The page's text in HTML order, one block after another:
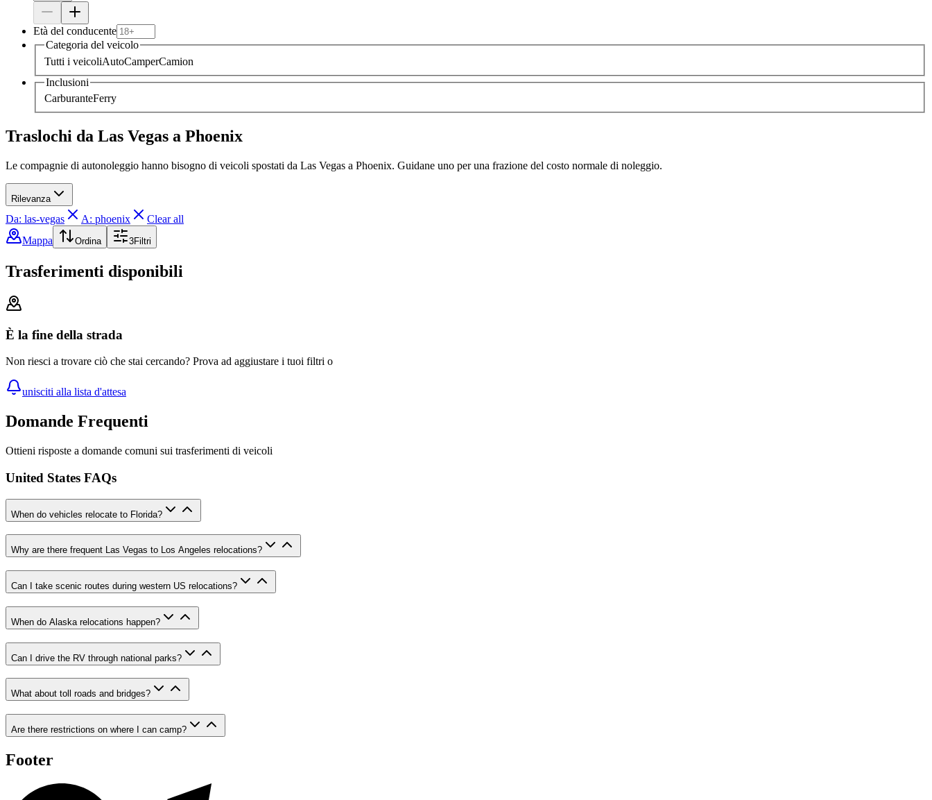
Età del conducente
Categoria del veicolo
Tutti i veicoliAutoCamperCamion
Inclusioni
CarburanteFerry
Traslochi da Las Vegas a Phoenix
Le compagnie di autonoleggio hanno bisogno di veicoli spostati da Las Vegas a Phoenix. Guidane uno per una frazione del costo normale di noleggio.
Rilevanza
Da: las-vegas A: phoenix
Clear all
Mappa
Ordina 3Filtri
Trasferimenti disponibili
È la fine della strada
Non riesci a trovare ciò che stai cercando? Prova ad aggiustare i tuoi filtri o
unisciti alla lista d'attesa
Domande Frequenti
Ottieni risposte a domande comuni sui trasferimenti di veicoli
United States FAQs
When do vehicles relocate to Florida?
Why are there frequent Las Vegas to Los Angeles relocations?
Can I take scenic routes during western US relocations?
When do Alaska relocations happen?
Can I drive the RV through national parks?
What about toll roads and bridges?
Are there restrictions on where I can camp?
Footer